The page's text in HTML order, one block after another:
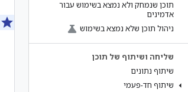
תוכן שנמחק ולא נמצא בשימוש עבור
אדמינים
ניהול תוכן שלא נמצא בשימוש
שליחה ושיתוף של תוכן
שיתוף נתונים
שיתוף חד-פעמי